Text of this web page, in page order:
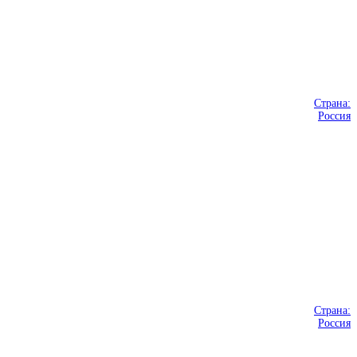
Страна:
Россия
Страна:
Россия